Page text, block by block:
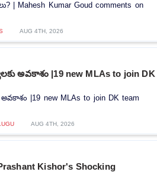
Mahesh Kumar Goud comments on
AUG 4TH, 2026
అవకాశం |19 new MLAs to join DK
|19 new MLAs to join DK team
AUG 4TH, 2026
Kishor's Shocking